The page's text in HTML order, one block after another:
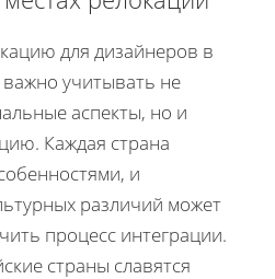
для дизайнеров в
учитывать не
аспекты, но и
Каждая страна
и
различий может
процесс интеграции.
страны славятся